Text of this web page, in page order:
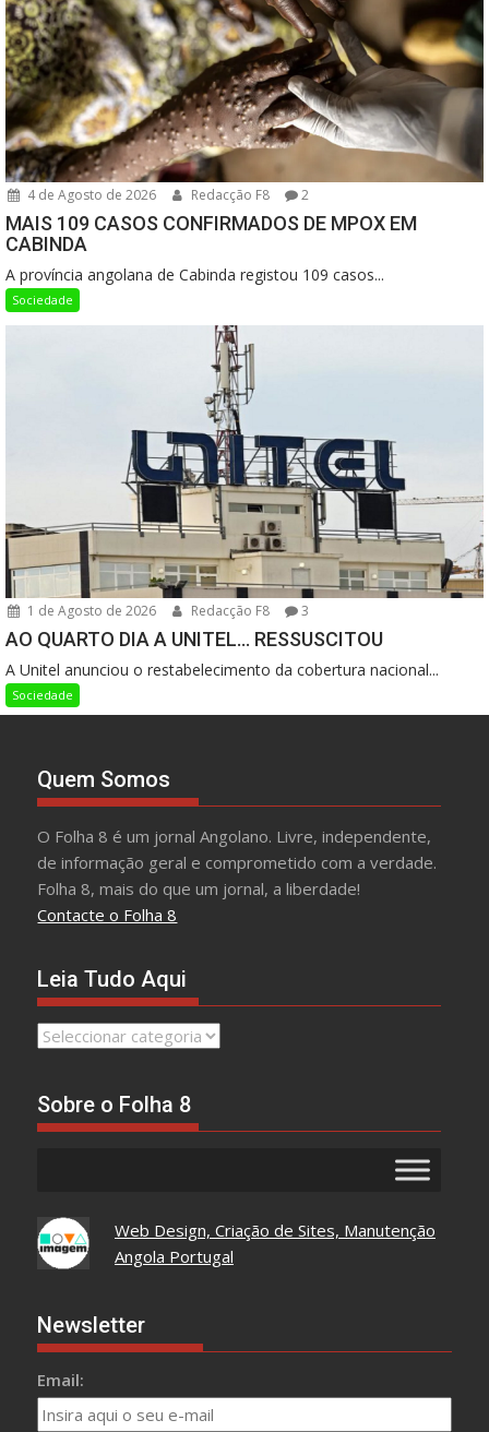
4 de Agosto de 2026 Redacção F8 2
MAIS 109 CASOS CONFIRMADOS DE MPOX EM
CABINDA
A província angolana de Cabinda registou 109 casos...
Sociedade
1 de Agosto de 2026 Redacção F8 3
AO QUARTO DIA A UNITEL… RESSUSCITOU
A Unitel anunciou o restabelecimento da cobertura nacional...
Sociedade
Quem Somos
O Folha 8 é um jornal Angolano. Livre, independente,
de informação geral e comprometido com a verdade.
Folha 8, mais do que um jornal, a liberdade!
Contacte o Folha 8
Leia Tudo Aqui
Leia
Sobre o Folha 8
Web Design, Criação de Sites, Manutenção
Angola Portugal
Newsletter
Email: